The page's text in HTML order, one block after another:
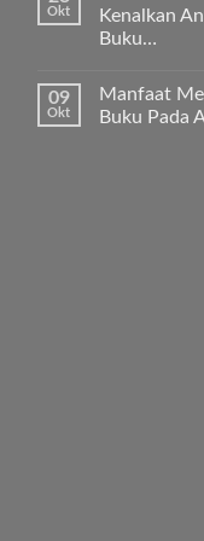
anak
kita
Al-
pada
“Kenapa
Ibu
Okt
Kenalkan
Buku…
komentar
pada
Hindari
09
Okt
Manfaat
Buku Pada